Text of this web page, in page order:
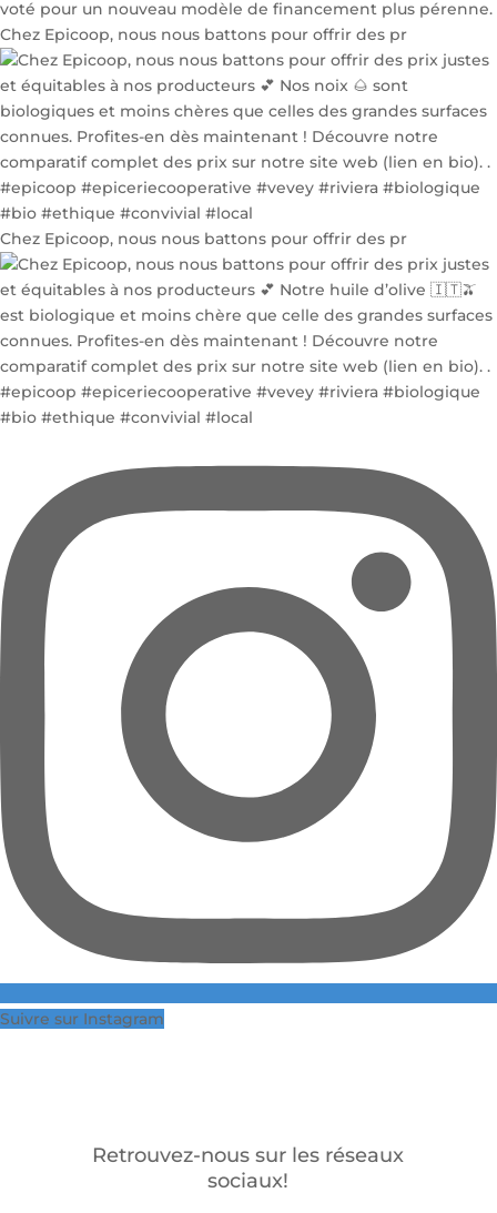
Chez Epicoop, nous nous battons pour offrir des pr
Chez Epicoop, nous nous battons pour offrir des pr
Suivre sur Instagram
Retrouvez-nous sur les réseaux
sociaux!